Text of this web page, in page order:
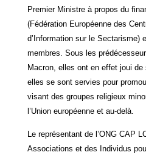
Premier Ministre à propos du
(Fédération Européenne des
d’Information sur le Sectarisme)
membres. Sous les
Macron, elles ont en effet joui
elles se sont servies pour
visant des groupes religieux
l’Union européenne et au-delà.
Le représentant de l’ONG CAP
Associations et des Individus